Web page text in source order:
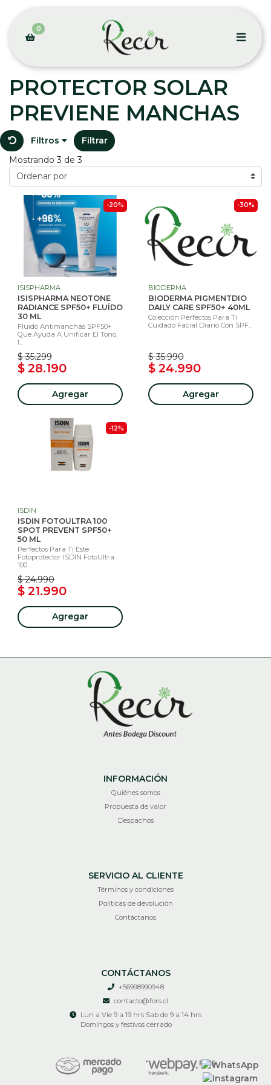
0
PROTECTOR SOLAR
PREVIENE MANCHAS
Filtros
Filtrar
Mostrando 3 de 3
-20%
ISISPHARMA
ISISPHARMA NEOTONE
RADIANCE SPF50+ FLUÍDO
30 ML
Fluido Antimanchas SPF50+
Que Ayuda A Unificar El Tono,
I...
$ 35.299
$ 28.190
Agregar
-30%
BIODERMA
BIODERMA PIGMENTDIO
DAILY CARE SPF50+ 40ML
Colección Perfectos Para Ti
Cuidado Facial Diario Con SPF...
$ 35.990
$ 24.990
Agregar
-12%
ISDIN
ISDIN FOTOULTRA 100
SPOT PREVENT SPF50+
50 ML
Perfectos Para Ti Este
Fotoprotector ISDIN FotoUltra
100 ...
$ 24.990
$ 21.990
Agregar
INFORMACIÓN
Quiénes somos
Propuesta de valor
Despachos
SERVICIO AL CLIENTE
Términos y condiciones
Políticas de devolución
Contáctanos
CONTÁCTANOS
+56998990948
contacto@fors.cl
Lun a Vie 9 a 19 hrs Sab de 9 a 14 hrs
Domingos y festivos cerrado